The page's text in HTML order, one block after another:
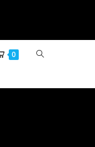
0 Alternar